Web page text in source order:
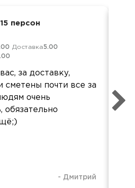
персон
Доставка5.00
за доставку,
сметены почти все за
очень
обязательно
- Дмитрий